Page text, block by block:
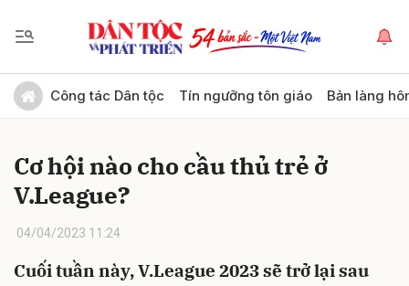
Công tác Dân tộc Tín ngưỡng tôn giáo Bản làng
Cơ hội nào cho cầu thủ trẻ ở
V.League?
04/04/2023 11:24
Cuối tuần này, V.League 2023 sẽ trở lại sau
Gửi bình luận
Hủy Gửi